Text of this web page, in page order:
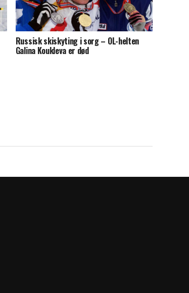
Russisk skiskyting i sorg – OL-helten
Galina Koukleva er død